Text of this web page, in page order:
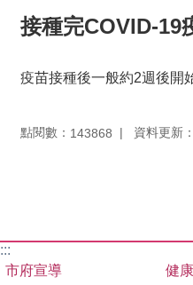
接種完COVID-19
疫苗接種後一般約2週後開
點閱數： 143868 資料更新
:::
市府宣導
健